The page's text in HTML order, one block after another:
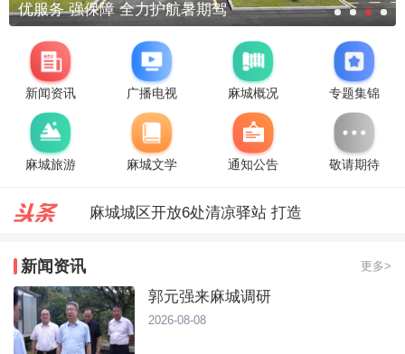
优服务 强保障 全力护航暑期驾
新闻资讯 广播电视 麻城概况 专题集锦
麻城旅游 麻城文学 通知公告 敬请期待
麻城城区开放6处清凉驿站 打造
台风靠近！直冲40℃，黄冈高温预
新闻资讯 更多>
郭元强来麻城调研
2026-08-08